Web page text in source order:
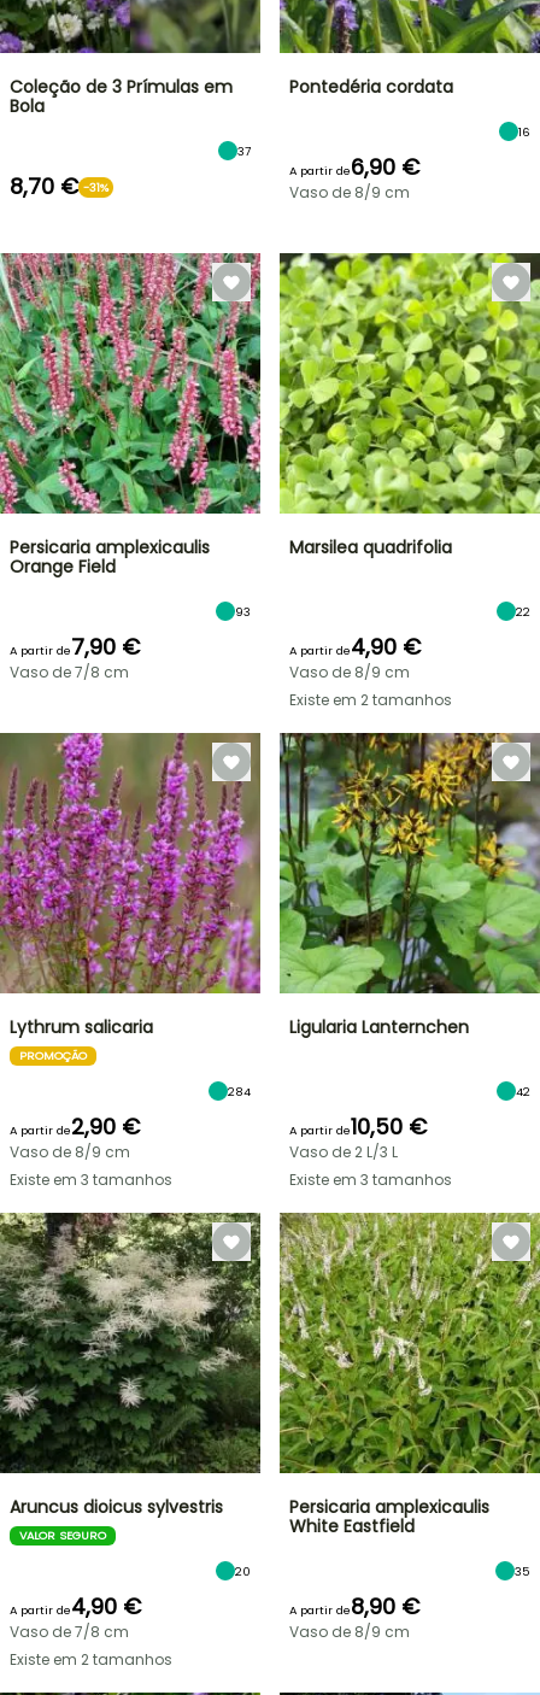
Coleção de 3 Prímulas em
Bola
37
8,70 € -31%
Pontedéria cordata
16
A partir de6,90 €
Vaso de 8/9 cm
Persicaria amplexicaulis
Orange Field
93
A partir de7,90 €
Vaso de 7/8 cm
Marsilea quadrifolia
22
A partir de4,90 €
Vaso de 8/9 cm
Existe em 2 tamanhos
Lythrum salicaria
PROMOÇÃO
284
A partir de2,90 €
Vaso de 8/9 cm
Existe em 3 tamanhos
Ligularia Lanternchen
42
A partir de10,50 €
Vaso de 2 L/3 L
Existe em 3 tamanhos
Aruncus dioicus sylvestris
VALOR SEGURO
20
A partir de4,90 €
Vaso de 7/8 cm
Existe em 2 tamanhos
Persicaria amplexicaulis
White Eastfield
35
A partir de8,90 €
Vaso de 8/9 cm